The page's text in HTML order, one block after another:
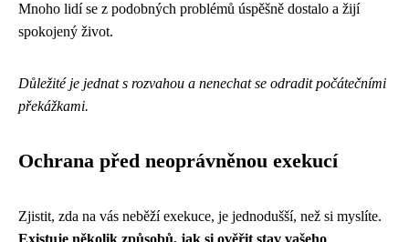
Mnoho lidí se z podobných problémů úspěšně dostalo a žijí
spokojený život.
Důležité je jednat s rozvahou a nenechat se odradit počátečními
překážkami.
Ochrana před neoprávněnou exekucí
Zjistit, zda na vás neběží exekuce, je jednodušší, než si myslíte.
Existuje několik způsobů, jak si ověřit stav vašeho